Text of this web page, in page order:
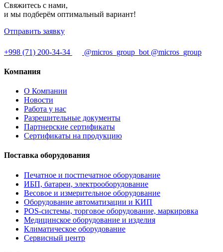
Свяжитесь с нами,
и мы подберём оптимальный вариант!
Отправить заявку
+998 (71) 200-34-34 @micros_group_bot @micros_group
Компания
О Компании
Новости
Работа у нас
Разрешительные документы
Партнерские сертификаты
Сертификаты на продукцию
Поставка оборудования
Печатное и постпечатное оборудование
ИБП, батареи, электрооборудование
Весовое и измерительное оборудование
Оборудование автоматизации и КИП
POS-системы, торговое оборудование, маркировка
Медицинское оборудование и изделия
Климатическое оборудование
Сервисный центр